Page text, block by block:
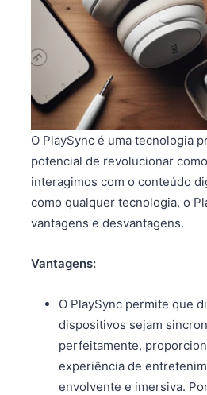
O PlaySync é uma tecnologia
potencial de revolucionar
interagimos com o conteúdo
como qualquer tecnologia, o
vantagens e desvantagens.
Vantagens:
O PlaySync permite que
dispositivos sejam
perfeitamente,
experiência de
envolvente e imersiva.